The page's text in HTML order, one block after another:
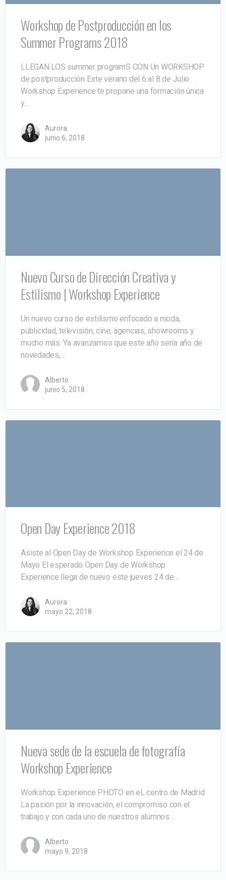
Workshop de Postproducción en los
Summer Programs 2018
LLEGAN LOS summer programS CON Un WORKSHOP
de postproducción Este verano del 6 al 8 de Julio
Workshop Experience te propone una formación única
y…
Aurora
junio 6, 2018
Nuevo Curso de Dirección Creativa y
Estilismo | Workshop Experience
Un nuevo curso de estilismo enfocado a moda,
publicidad, televisión, cine, agencias, showrooms y
mucho más. Ya avanzamos que este año sería año de
novedades,…
Alberto
junio 5, 2018
Open Day Experience 2018
Asiste al Open Day de Workshop Experience el 24 de
Mayo El esperado Open Day de Workshop
Experience llega de nuevo este jueves 24 de…
Aurora
mayo 22, 2018
Nueva sede de la escuela de fotografía
Workshop Experience
Workshop Experience PHOTO en eL centro de Madrid
La pasión por la innovación, el compromiso con el
trabajo y con cada uno de nuestros alumnos…
Alberto
mayo 9, 2018